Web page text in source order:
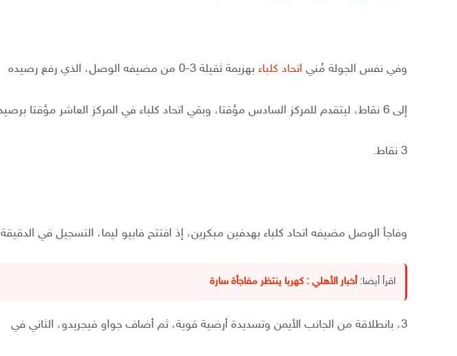
وفي نفس الجولة مُني اتحاد كلباء بهزيمة ثقيلة 3-0 من مضيفه الوصل، الذي رفع رصيده
إلى 6 نقاط، ليتقدم للمركز السادس مؤقتا، وبقي اتحاد كلباء في المركز العاشر مؤقتا برصيد
3 نقاط.
وفاجأ الوصل مضيفه اتحاد كلباء بهدفين مبكرين، إذ افتتح فابيو ليما، التسجيل في الدقيقة
اقرأ أيضا: أخبار الأهلي : كهربا ينتظر مفاجأة سارة
3، بانطلاقة من الجانب الأيمن وتسديدة أرضية قوية، ثم أضاف جواو فيجريدو، الثاني في